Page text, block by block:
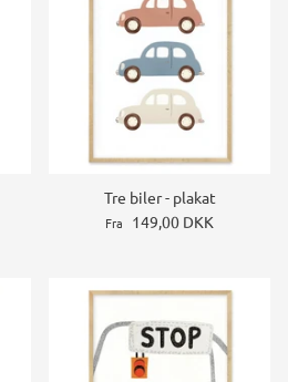
Tre biler - plakat
Fra 149,00 DKK